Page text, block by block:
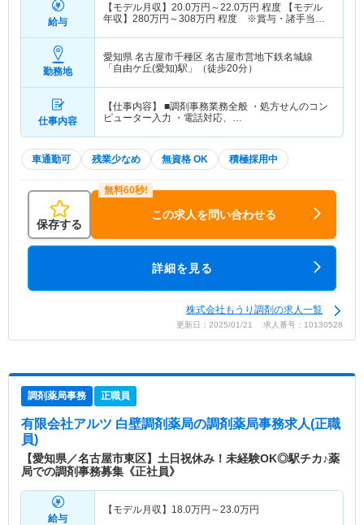
給与
【モデル月収】 20.0万円～22.0万円 程度 【モデル
年収】 280万円～308万円 程度 ※賞与・諸手当含
勤務地
愛知県 名古屋市千種区 名古屋市営地下鉄名城線
「自由ケ丘(愛知)駅」（徒歩20分）
仕事内容
【仕事内容】 ■調剤事務業務全般 ・処方せんのコン
ピューター入力 ・電話対応、…
車通勤可 残業少なめ 無資格 OK 積極採用中
保存する
この求人を問い合わせる
詳細を見る
株式会社もうり調剤の求人一覧
更新日：2025/01/21 求人番号：10130528
調剤薬局事務 正職員
有限会社アルツ 白壁調剤薬局の調剤薬局事務求人(正職
員)
【愛知県／名古屋市東区】土日祝休み！未経験OK◎駅チカ♪薬
局での調剤事務募集《正社員》
給与
【モデル月収】 18.0万円～23.0万円